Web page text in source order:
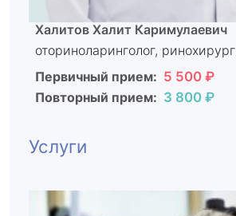
Халитов Халит Каримулаевич
оториноларинголог, ринохирург
Первичный прием: 5 500 ₽
Повторный прием: 3 800 ₽
Услуги